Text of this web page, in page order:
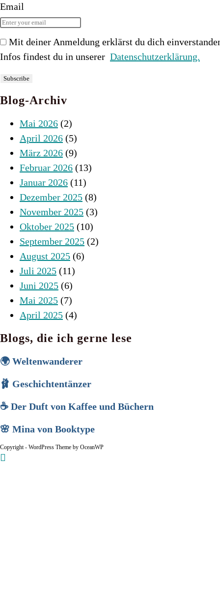
Email
Mit deiner Anmeldung erklärst du dich
Infos findest du in unserer Datenschutzerklärung.
Blog-Archiv
Mai 2026 (2)
April 2026 (5)
März 2026 (9)
Februar 2026 (13)
Januar 2026 (11)
Dezember 2025 (8)
November 2025 (3)
Oktober 2025 (10)
September 2025 (2)
August 2025 (6)
Juli 2025 (11)
Juni 2025 (6)
Mai 2025 (7)
April 2025 (4)
Blogs, die ich gerne lese
🌍 Weltenwanderer
🩰 Geschichtentänzer
☕ Der Duft von Kaffee und Büchern
🌸 Mina von Booktype
Copyright - WordPress Theme by OceanWP